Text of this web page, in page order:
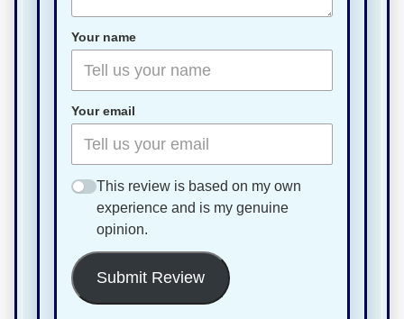
Your name
Your email
This review is based on my own
experience and is my genuine
opinion.
Submit Review